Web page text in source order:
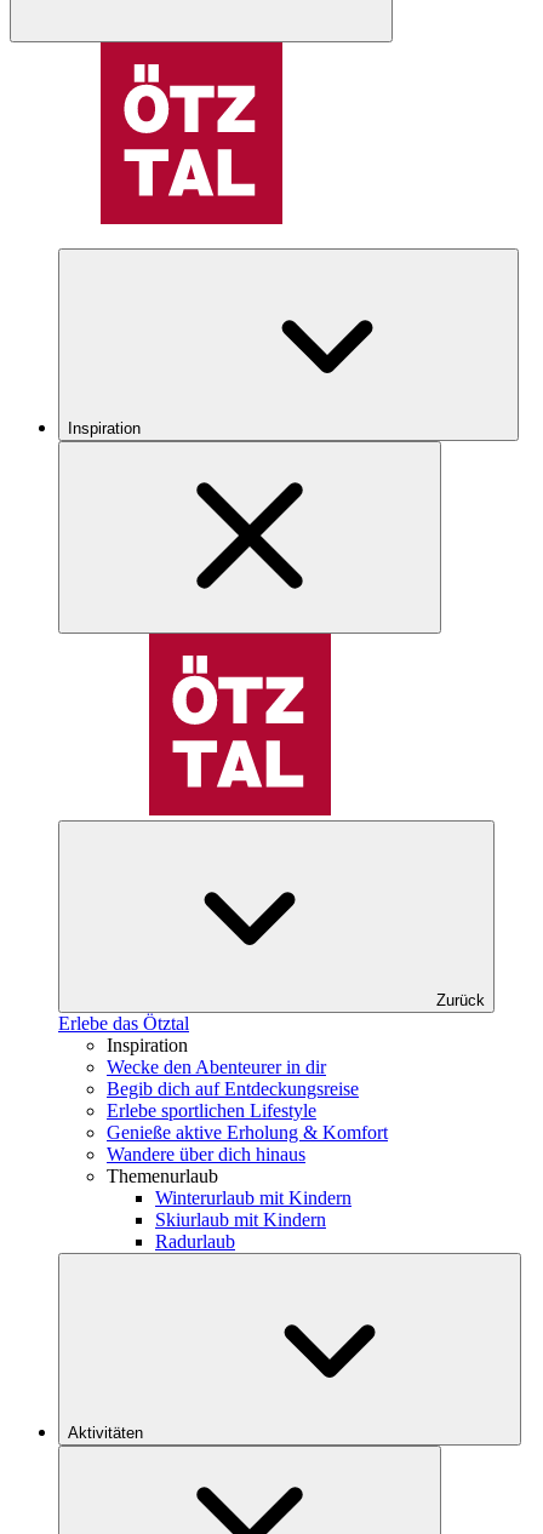
Inspiration
Zurück
Erlebe das Ötztal
Inspiration
Wecke den Abenteurer in dir
Begib dich auf Entdeckungsreise
Erlebe sportlichen Lifestyle
Genieße aktive Erholung & Komfort
Wandere über dich hinaus
Themenurlaub
Winterurlaub mit Kindern
Skiurlaub mit Kindern
Radurlaub
Aktivitäten